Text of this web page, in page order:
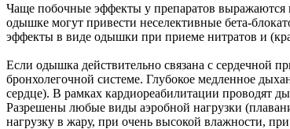
Чаще побочные эффекты у препаратов
одышке могут привести неселективные бета-
эффекты в виде одышки при приеме нитратов и
Если одышка действительно связана с сердечной
бронхолегочной системе. Глубокое медленное
сердце). В рамках кардиореабилитации проводят
Разрешены любые виды аэробной нагрузки
нагрузку в жару, при очень высокой влажности,